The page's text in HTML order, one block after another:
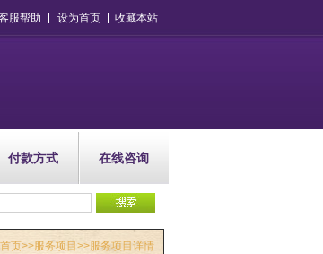
服帮助 设为首页 收藏本站
付款方式 在线咨询
页>>服务项目 >>服务项目详情